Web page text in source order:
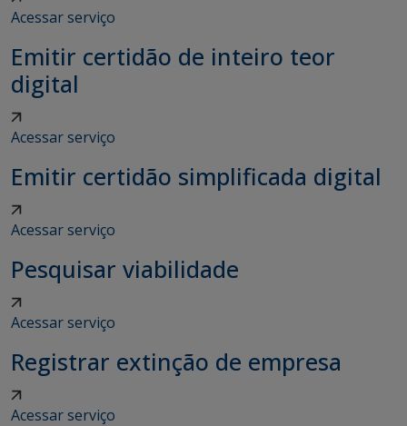
Acessar serviço
Emitir certidão de inteiro teor
digital
Acessar serviço
Emitir certidão simplificada digital
Acessar serviço
Pesquisar viabilidade
Acessar serviço
Registrar extinção de empresa
Acessar serviço